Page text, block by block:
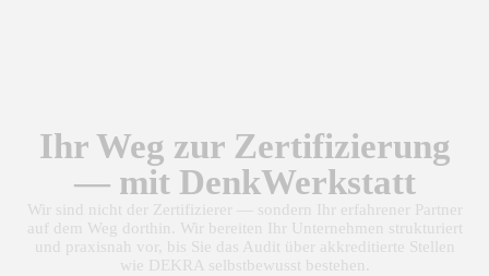
Ihr Weg zur Zertifizierung
— mit DenkWerkstatt
Wir sind nicht der Zertifizierer — sondern Ihr erfahrener Partner
auf dem Weg dorthin. Wir bereiten Ihr Unternehmen strukturiert
und praxisnah vor, bis Sie das Audit über akkreditierte Stellen
wie DEKRA selbstbewusst bestehen.